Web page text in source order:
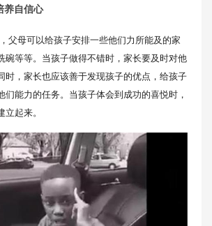
养自信心
父母可以给孩子安排一些他们力所能及的家
碗等等。当孩子做得不错时，家长要及时对他
时，家长也应该善于发现孩子的优点，给孩子
们能力的任务。当孩子体会到成功的喜悦时，
起来。